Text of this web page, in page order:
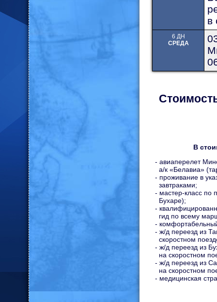
в
6 ДН
СРЕДА
В
- авиаперелет
а/к «Белавиа»
- проживание в
завтраками;
- мастер-класс по
Бухаре);
-
гид по всему
-
- ж/д переезд из
скоростном
- ж/д переезд из
на скоростном
- ж/д переезд из
на скоростном
- медицинская